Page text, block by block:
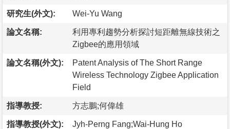
研究生(外文): Wei-Yu Wang
論文名稱:
利用專利趨勢分析探討短距離無線技術之
Zigbee的應用領域
論文名稱(外文):
Patent Analysis of The Short Range
Wireless Technology Zigbee Application
Field
指導教授: 方志鵬;何偉雄
指導教授(外文): Jyh-Perng Fang;Wai-Hung Ho